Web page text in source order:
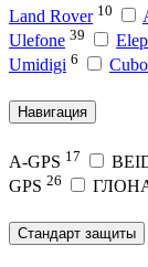
Land Rover 10
Ulefone 39
Umidigi 6
Навигация
A-GPS 17
GPS 26
Стандарт защиты